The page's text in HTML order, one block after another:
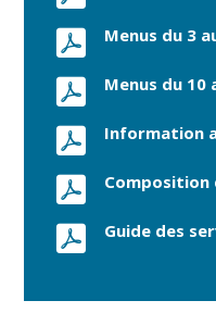
Menus du 3
Menus du 10
Information
Guide des